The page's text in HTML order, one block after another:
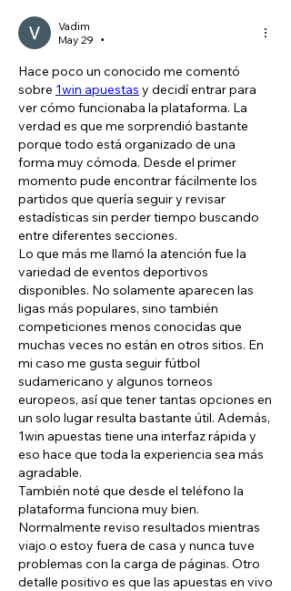
Vadim
May 29
•
Hace poco un conocido me comentó
sobre 1win apuestas y decidí entrar para
ver cómo funcionaba la plataforma. La
verdad es que me sorprendió bastante
porque todo está organizado de una
forma muy cómoda. Desde el primer
momento pude encontrar fácilmente los
partidos que quería seguir y revisar
estadísticas sin perder tiempo buscando
entre diferentes secciones.
Lo que más me llamó la atención fue la
variedad de eventos deportivos
disponibles. No solamente aparecen las
ligas más populares, sino también
competiciones menos conocidas que
muchas veces no están en otros sitios. En
mi caso me gusta seguir fútbol
sudamericano y algunos torneos
europeos, así que tener tantas opciones en
un solo lugar resulta bastante útil. Además,
1win apuestas tiene una interfaz rápida y
eso hace que toda la experiencia sea más
agradable.
También noté que desde el teléfono la
plataforma funciona muy bien.
Normalmente reviso resultados mientras
viajo o estoy fuera de casa y nunca tuve
problemas con la carga de páginas. Otro
detalle positivo es que las apuestas en vivo